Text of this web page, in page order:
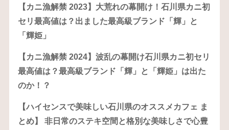
【カニ漁解禁 2023】大荒れの幕開け！石川県カニ初
セリ最高値は？出ました最高級ブランド「輝」と
「輝姫」
【カニ漁解禁 2024】波乱の幕開け石川県カニ初セリ
最高値は？最高級ブランド「輝」と「輝姫」は出た
のか！？
【ハイセンスで美味しい石川県のオススメカフェ ま
とめ】 非日常のステキ空間と格別な美味しさで心豊